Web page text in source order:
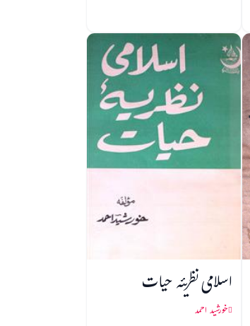
اسلامی نظریئہ حیات
خورشید احمد